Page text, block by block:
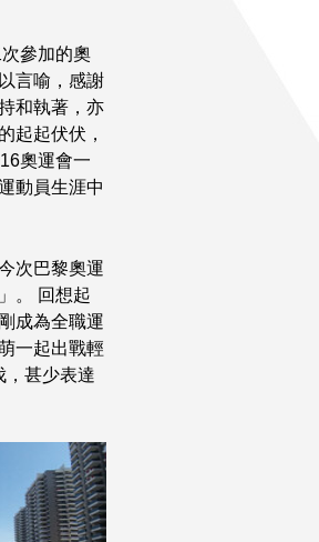
參加的奧
言喻，感謝
和執著，亦
起起伏伏，
奧運會一
動員生涯中
次巴黎奧運
。 回想起
成為全職運
一起出戰輕
，甚少表達